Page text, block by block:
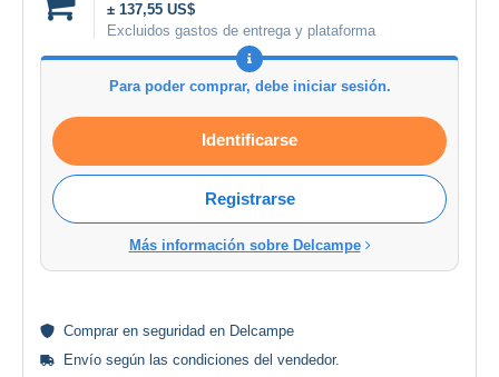
± 137,55 US$
Excluidos gastos de entrega y plataforma
Para poder comprar, debe iniciar sesión.
Identificarse
Registrarse
Más información sobre Delcampe
Comprar en seguridad en Delcampe
Envío según las condiciones del vendedor.